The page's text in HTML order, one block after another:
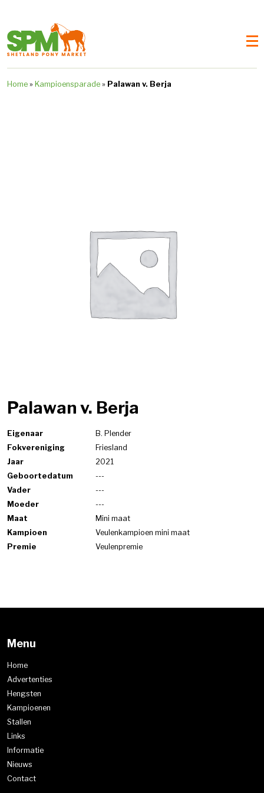
Home » Kampioensparade » Palawan v. Berja
Palawan v. Berja
Eigenaar
B. Plender
Fokvereniging
Friesland
Jaar
2021
Geboortedatum
---
Vader
---
Moeder
---
Maat
Mini maat
Kampioen
Veulenkampioen mini maat
Premie
Veulenpremie
Menu
Home
Advertenties
Hengsten
Kampioenen
Stallen
Links
Informatie
Nieuws
Contact